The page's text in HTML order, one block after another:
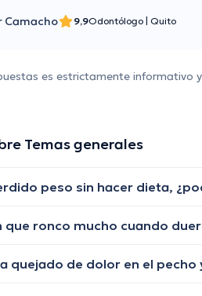
Camacho 9,9Odontólogo Quito
es estrictamente
Temas generales
que ronco mucho cuando